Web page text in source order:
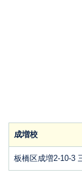
成増校
板橋区成増2-10-3